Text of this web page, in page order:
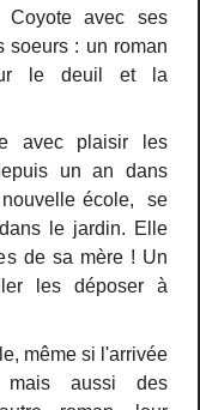
Coyote avec ses
soeurs : un roman
le deuil et la
avec plaisir les
un an dans
nouvelle école, se
le jardin. Elle
de sa mère ! Un
les déposer à
même si l'arrivée
mais aussi des